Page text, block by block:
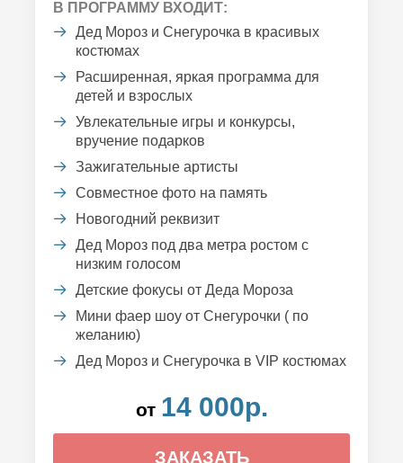
В ПРОГРАММУ ВХОДИТ:
Дед Мороз и Снегурочка в красивых
костюмах
Расширенная, яркая программа для
детей и взрослых
Увлекательные игры и конкурсы,
вручение подарков
Зажигательные артисты
Совместное фото на память
Новогодний реквизит
Дед Мороз под два метра ростом с
низким голосом
Детские фокусы от Деда Мороза
Мини фаер шоу от Снегурочки ( по
желанию)
Дед Мороз и Снегурочка в VIP костюмах
от 14 000р.
ЗАКАЗАТЬ